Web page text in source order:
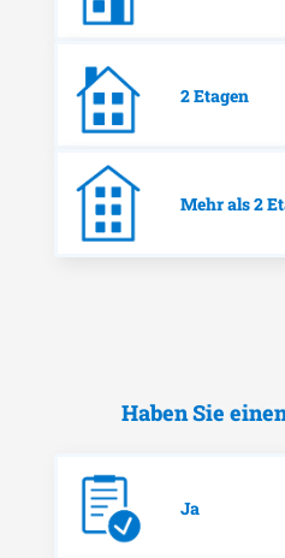
2 Etagen
Mehr als 2
Haben Sie
Ja